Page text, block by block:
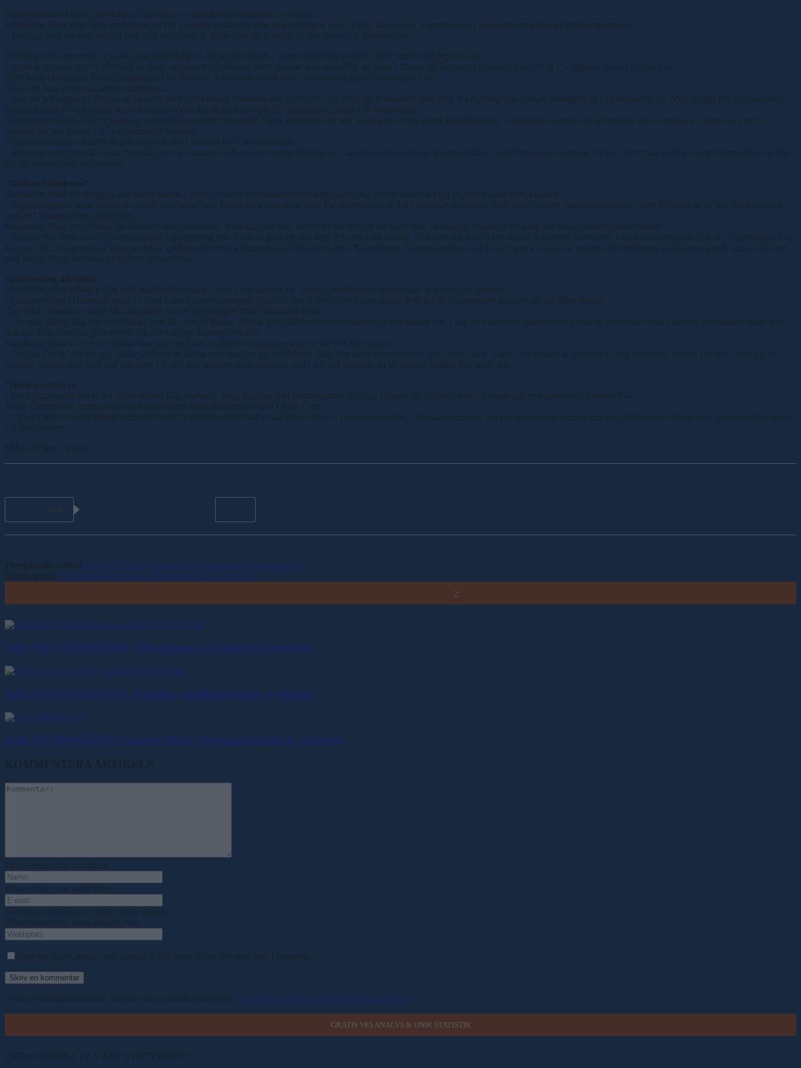
Paralympiatravet och Copenhagen Cup löser av varandra de kommande veckorna.
Handsome Brad vann båda storloppen för två säsonger sedan och efter spårlottningen är det fördel hästen från Axevalla igen i lördagens uttagning till Paralympiatravet.
– Han har visat sig vara väldigt rejäl från ledningen så det är klart att vi satsar på den, säger Ulf Stenströmer.
På lördag körs den tredje och näst sista deltävlingen i Paralympiatravet – loppet som tidigare gick under namnet Olympiatravet.
Loppet är toppnumret i V75® och avslutar omgången i Halmstad, där segrande häst är skyldig att starta i finalen på Åbytravet lördagen 8 maj med 1,5 miljoner kronor i förstapris.
2019 vann Handsome Brad Olympiatravet på Åby och två veckor efteråt även danska storloppet Copenhagen Cup.
I år är det bara en vecka mellan storloppen.
– Just i år ser loppet på Åby ut att bli värre med förstklassigt motstånd som Ecurie D. och Delia du Pommereu med flera. Så egentligen är man ju småsugen på Copenhagen Cup. Men det går inte att vara med i
båda och vinner vi på lördag ser vi det som en stor ära att vara med på Åby naturligtvis, säger Ulf Stenströmer.
Stenströmers stjärna fick en känning i ett gaffelband inför Sundsvall Open Trot förra året och ställdes av för en längre träningsperiod. Åttaåringen svarade för en mycket stark comeback i mitten av mars och
spelades till stor favorit i V75-finalerna på Solvalla.
Från ett andraspår var täten så gott som bokad på förhand för Axevallahästen.
– Men han kunde inte alls vara med där och var chanslös både mot invändige Highspeed Call och att svara Disco Volante utifrån, säger Stenströmer som har en teori om orsaken till att hästen uppträdde som han
gjorde bakom bilen på Solvalla.
”Nedsatt i finalerna”
Handsome Brad var troligtvis inte riktigt kurant i loppet. Vid en veterinärundersökning någon dag efteråt visade det sig att hästen hade slem i halsen.
– Inga misstankar fanns om att det skulle vara något med halsen men vi kollade ändå för säkerhets skull. Då visade det sig att han hade slem i halsen. Inte några mängder men det trolig är att han var ganska så
nedsatt i finalerna ändå, säger han.
Handsome Brad var plötsligt lite långsam den första biten. Avslutningen sista varvet då det blev att dra tåget först i tredjespår visade än en gång den höga klassen hästen besitter.
– Att han blev stum sista 75 meterna säger jag ingenting om. Tänk att göra ett sånt lopp och inte vara hundra. Alla som sett hästen vet att han är extremt startsnabb. Bland annat spetsade han ju i Copenhagen Cup
från spår ett trots att många säger att det är väldigt svårt att ta ledningen just från innerspåret i Köpenhamn. Så man funderar…den här typen av hästar är smarta och intelligenta och kanske kände han att allt inte
stod riktigt till på Solvalla, spekulerar Stenströmer.
Spetsrusning att vänta
Vid segern i Copenhagen Cup höll åttaåringem enkelt Cyber Lane utanför sig. Johan Untersteiners stjärna hade spår fyra den gången.
I lördagens lopp i Halmstad inleder Cyber Lane från ett sjundespår bakom bilen. Efter Cyber Lanes starka årsdebut lär Untersteiner prova rejält när bilen lämnar.
Carl Johan Jepson är säkert lika angelägen om att ta ledningen med Handsome Brad.
– Om min häst är lika bra som vanligt igen får vi se på lördag. Han är kvitt alla bekymmer sedan länge och jobbar bra. I dag på morgonen (måndag) fick han ett litet tuffare jobb i sanden och kändes riktigt som
han ska. Han hade bra puls efteråt och det var inga konstigheter alls.
Handsome Brad är en av tre hästar som höjer sig över mängden i lördagens lopp menar Ulf Stenströmer.
– Om jag inte är helt ute och cyklar så är det tre hästar som stack ut lite på förhand. Min häst samt Aetos Kronos och Cyber Lane. Eller…det kanske är förmätet av mig att nämna honom i en trio? Men jag är
faktsiskt väldigt nöjd med vad min gjort i år och tror kommer göra framöver. 2021 tror jag kommer att bli väldigt, väldigt bra, säger han.
”Hoppas och tror…”
I den tryckta startlistan är det fördel hästen från Axevalla. Jerry Riordan från hemmagardet fick spår 12 med sin topphäst Aetos Kronos och ett nionde med Zarenne Fas.
Johan Untersteiner brottas med bricka sju bakom bilen tillsammans med Cyber Lane.
– Cyber Lane är också väldigt startsnabb men vi hoppas och tror att vi ska kunna hålla ut Untersteiners häst. Utrustningsmässigt blir det som vanligt barfota runt om, jänkarvagn och ett open eye-huvudlag, säger
Ulf Stenströmer.
Mikael Wikner, Kanal 75
Föregående artikelInför V75: ”Kan inte säga att jag har tränat en större talang”
Nästa artikelV75 HALMSTAD med TIPSAREN/SPELGUIDEN
>
Inför V85 ÖSTERSUND: Till mammas gata med två formkort
Inför V85 ÖSTERSUND: Världens snabbaste hingst är tillbaka
Inför V85 DANNERO 2 augusti 2026: Obesegrad färgklick i kriteriet
KOMMENTERA ARTIKELN
Please enter your comment!
Please enter your name here
You have entered an incorrect email address!
Please enter your email address here
Save my name, email, and website in this browser for the next time I comment.
Denna webbplats använder Akismet för att minska skräppost. Lär dig om hur din kommentarsdata bearbetas
GRATIS V85 ANALYS & UNIK STATISTIK
PRENUMERERA PÅ VÅRT NYHETSBREV!